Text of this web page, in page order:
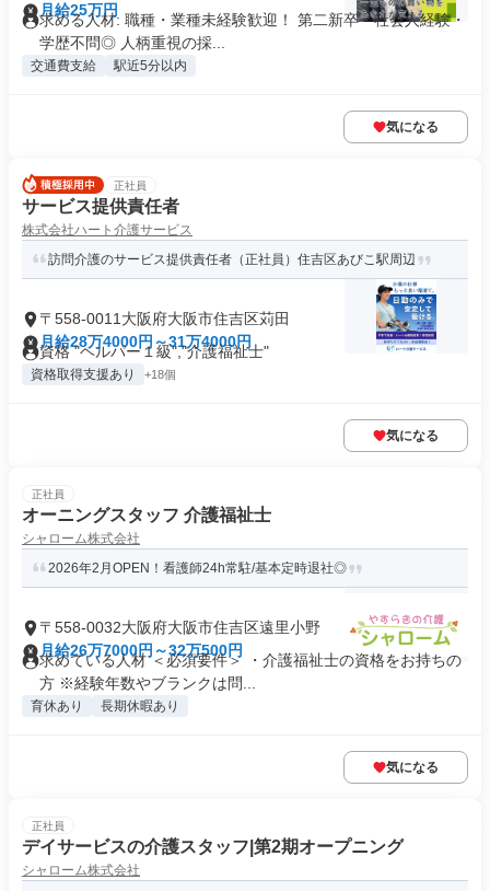
月給25万円
求める人材: 職種・業種未経験歓迎！ 第二新卒・社会人経験・
学歴不問◎ 人柄重視の採...
交通費支給 駅近5分以内
気になる
正社員
サービス提供責任者
株式会社ハート介護サービス
訪問介護のサービス提供責任者（正社員）住吉区あびこ駅周辺
〒558-0011大阪府大阪市住吉区苅田
月給28万4000円～31万4000円
資格 "ヘルパー１級","介護福祉士"
資格取得支援あり +18個
気になる
正社員
オーニングスタッフ 介護福祉士
シャローム株式会社
2026年2月OPEN！看護師24h常駐/基本定時退社◎
〒558-0032大阪府大阪市住吉区遠里小野
月給26万7000円～32万500円
求めている人材 ＜必須要件＞ ・介護福祉士の資格をお持ちの
方 ※経験年数やブランクは問...
育休あり 長期休暇あり
気になる
正社員
デイサービスの介護スタッフ|第2期オープニング
シャローム株式会社